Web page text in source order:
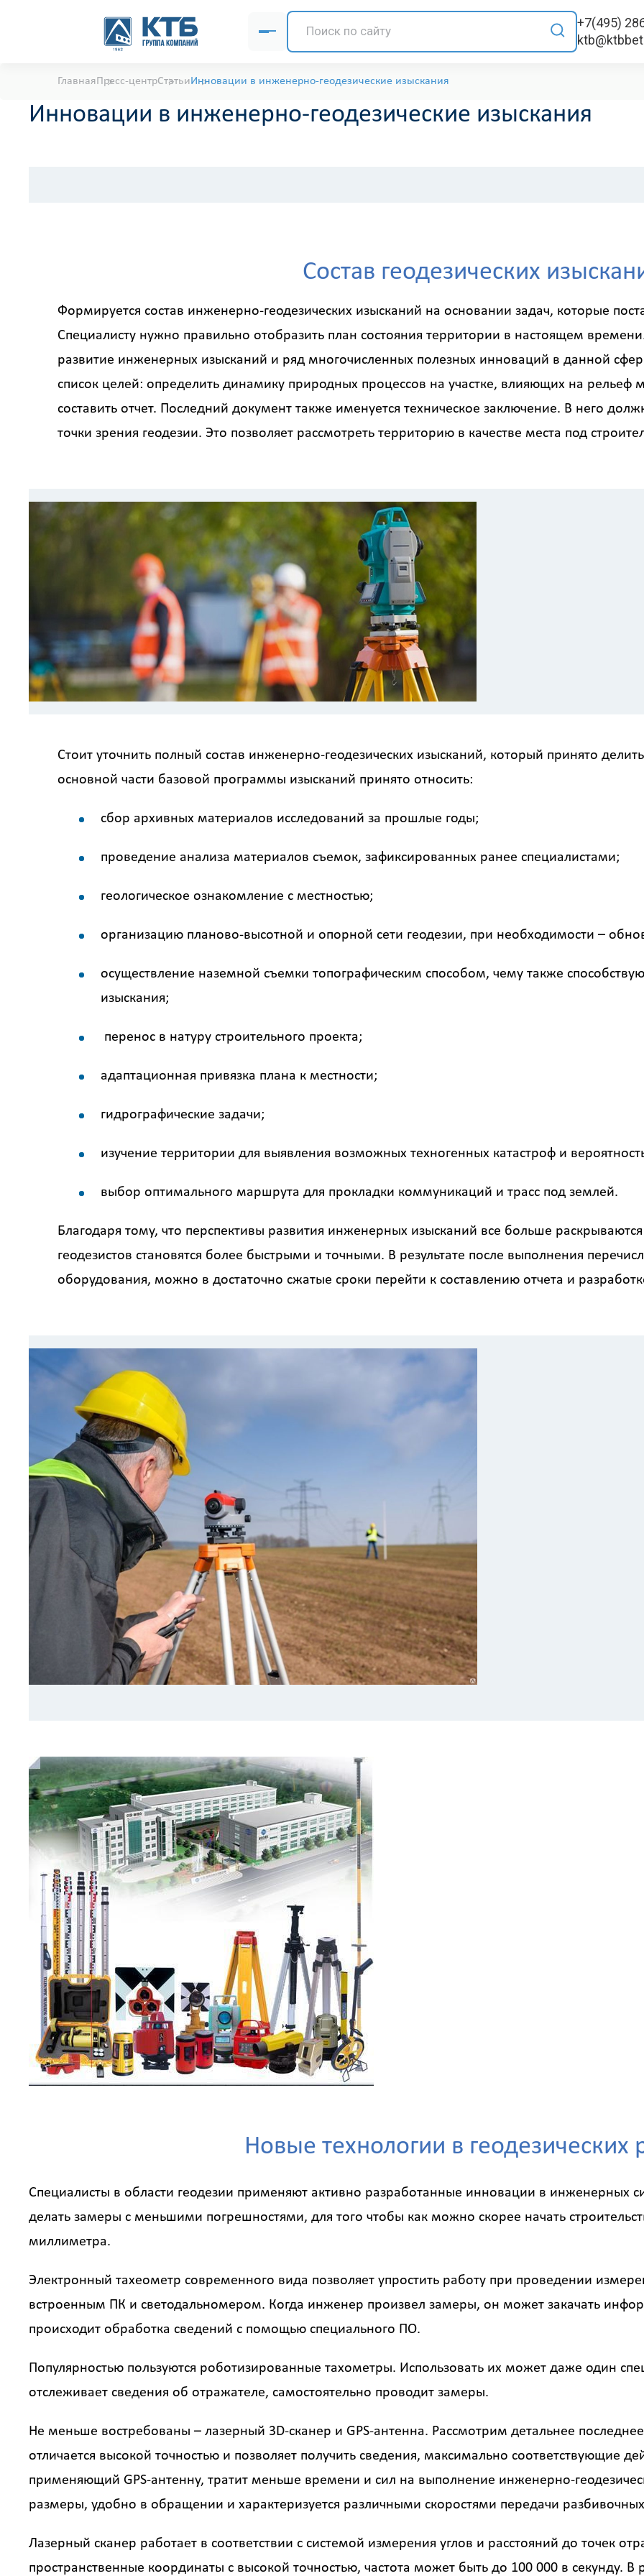
+7(495)
ГлавнаяПресс-центрСтатьиИнновации в инженерно-геодезические изыскания
Инновации в инженерно-геодезические изыскания
Состав геодезических
Формируется состав инженерно-геодезических изысканий на основании задач, которые
Специалисту нужно правильно отобразить план состояния территории в настоящем
развитие инженерных изысканий и ряд многочисленных полезных инноваций в данной
список целей: определить динамику природных процессов на участке, влияющих на рельеф
составить отчет. Последний документ также именуется техническое заключение. В него
точки зрения геодезии. Это позволяет рассмотреть территорию в качестве места под
Стоит уточнить полный состав инженерно-геодезических изысканий, который принято
основной части базовой программы изысканий принято относить:
сбор архивных материалов исследований за прошлые годы;
проведение анализа материалов съемок, зафиксированных ранее специалистами;
геологическое ознакомление с местностью;
организацию планово-высотной и опорной сети геодезии, при необходимости –
осуществление наземной съемки топографическим способом, чему также
изыскания;
перенос в натуру строительного проекта;
адаптационная привязка плана к местности;
гидрографические задачи;
изучение территории для выявления возможных техногенных катастроф и
выбор оптимального маршрута для прокладки коммуникаций и трасс под землей.
Благодаря тому, что перспективы развития инженерных изысканий все больше
геодезистов становятся более быстрыми и точными. В результате после выполнения
оборудования, можно в достаточно сжатые сроки перейти к составлению отчета и
Новые технологии в геодезических
Специалисты в области геодезии применяют активно разработанные инновации в инженерных
делать замеры с меньшими погрешностями, для того чтобы как можно скорее начать
миллиметра.
Электронный тахеометр современного вида позволяет упростить работу при проведении
встроенным ПК и светодальномером. Когда инженер произвел замеры, он может закачать
происходит обработка сведений с помощью специального ПО.
Популярностью пользуются роботизированные тахометры. Использовать их может даже один
отслеживает сведения об отражателе, самостоятельно проводит замеры.
Не меньше востребованы – лазерный 3D-сканер и GPS-антенна. Рассмотрим детальнее
отличается высокой точностью и позволяет получить сведения, максимально соответствующие
применяющий GPS-антенну, тратит меньше времени и сил на выполнение инженерно-
размеры, удобно в обращении и характеризуется различными скоростями передачи
Лазерный сканер работает в соответствии с системой измерения углов и расстояний до точек
пространственные координаты с высокой точностью, частота может быть до 100 000 в секунду.